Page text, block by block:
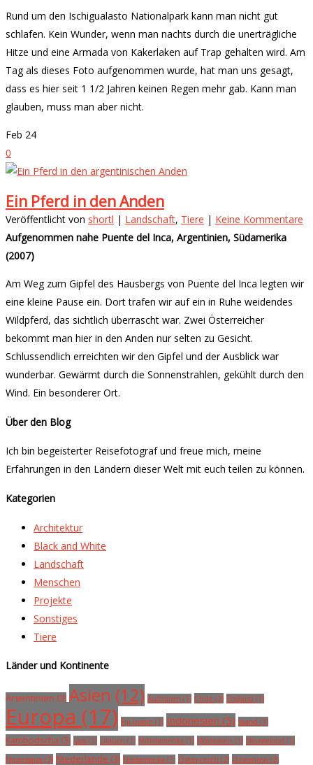
Rund um den Ischigualasto Nationalpark kann man nicht gut
schlafen. Kein Wunder, wenn man nachts durch die unerträgliche
Hitze und eine Armada von Kakerlaken auf Trap gehalten wird. Am
Tag als dieses Foto aufgenommen wurde, hat man uns gesagt,
dass es hier seit 1 1/2 Jahren keinen Regen mehr gab. Kann man
glauben, muss man aber nicht.
Feb 24
0
Ein Pferd in den Anden
Veröffentlicht von shortl | Landschaft, Tiere | Keine Kommentare
Aufgenommen nahe Puente del Inca, Argentinien, Südamerika
(2007)
Am Weg zum Gipfel des Hausbergs von Puente del Inca legten wir
eine kleine Pause ein. Dort trafen wir auf ein in Ruhe weidendes
Wildpferd, das sichtlich überrascht war. Zwei Österreicher
bekommt man hier in den Anden nur selten zu Gesicht.
Schlussendlich erreichten wir den Gipfel und der Ausblick war
wunderbar. Gewärmt durch die Sonnenstrahlen, gekühlt durch den
Wind. Ein besonderer Ort.
Über den Blog
Ich bin begeisterter Reisefotograf und freue mich, meine
Erfahrungen in den Ländern dieser Welt mit euch teilen zu können.
Kategorien
Architektur
Black and White
Landschaft
Menschen
Projekte
Sonstiges
Tiere
Länder und Kontinente
Argentinien (3) Asien (12) Australien (1) Chile (2) England (1)
Europa (17) Fiji Inseln (1) Indonesien (5) Island (1)
Kambodscha (3) Laos (1) Litauen (1) Mittelamerika (1) Moldawien (1) Neuseeland (1)
Nicaragua (2) Niederlande (3) Nordamerika (1) Österreich (2) Ozeanien (2)